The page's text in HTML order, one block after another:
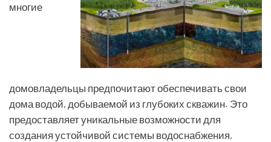
многие
домовладельцы предпочитают обеспечивать свои
дома водой, добываемой из глубоких скважин. Это
предоставляет уникальные возможности для
создания устойчивой системы водоснабжения,